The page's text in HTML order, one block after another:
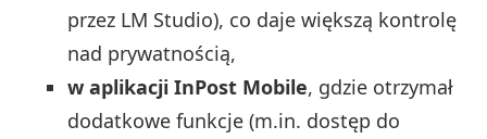
przez LM Studio), co daje większą kontrolę
nad prywatnością,
w aplikacji InPost Mobile, gdzie otrzymał
dodatkowe funkcje (m.in. dostęp do